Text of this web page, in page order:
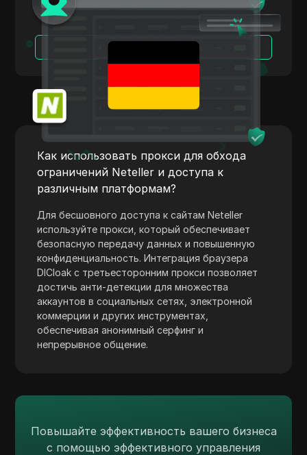
Skrill
Snapchat
SoundCloud
Spotify
Square
Stripe
Target
Telegram
TikTok
TikTok Ads
TransferWise
Tumblr
Twitch
Upwork
Vimeo
Как использовать прокси для обхода
ограничений Neteller и доступа к
различным платформам?
Для бесшовного доступа к сайтам Neteller
используйте прокси, который обеспечивает
безопасную передачу данных и повышенную
конфиденциальность. Интеграция браузера
DICloak с третьесторонним прокси позволяет
достичь анти-детекции для множества
аккаунтов в социальных сетях, электронной
коммерции и других инструментах,
обеспечивая анонимный серфинг и
непрерывное общение.
Повышайте эффективность вашего бизнеса
с помощью эффективного управления